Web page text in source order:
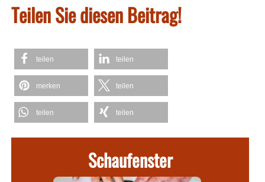
Teilen Sie diesen Beitrag!
teilen teilen
merken teilen
teilen teilen
Schaufenster